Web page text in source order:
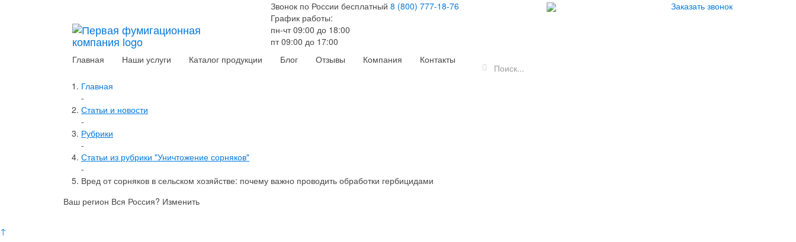
Звонок по России бесплатный 8 (800) 777-18-76
График работы:
пн-чт 09:00 до 18:00
пт 09:00 до 17:00
Заказать звонок
Главная Наши услуги Каталог продукции Блог Отзывы Компания Контакты
Главная
-
Статьи и новости
-
Рубрики
-
Статьи из рубрики "Уничтожение сорняков"
-
Вред от сорняков в сельском хозяйстве: почему важно проводить обработки гербицидами
Ваш регион Вся Россия? Изменить
↑